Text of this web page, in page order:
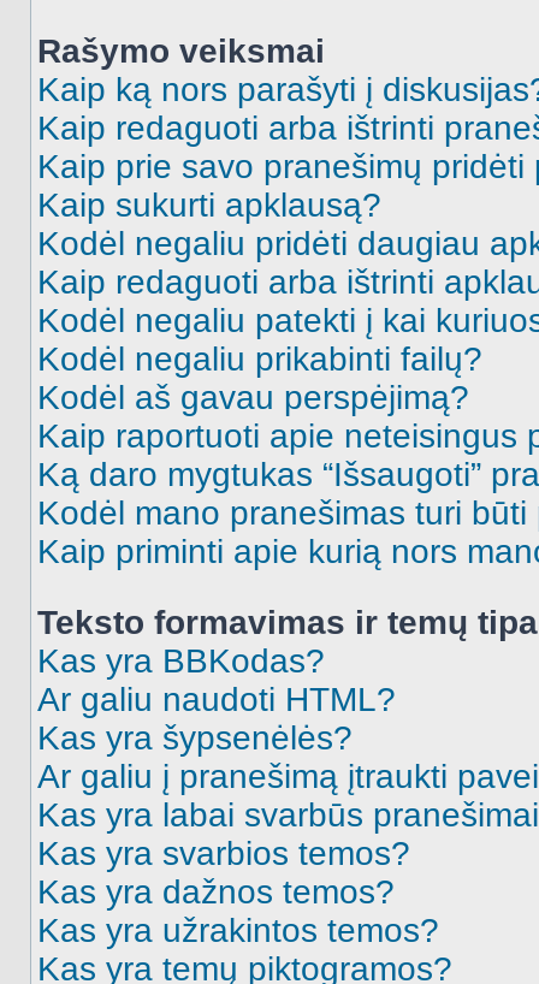
Rašymo veiksmai
Kaip ką nors parašyti į
Kaip redaguoti arba ištrinti
Kaip prie savo pranešimų pridėti
Kaip sukurti apklausą?
Kodėl negaliu pridėti daugiau
Kaip redaguoti arba ištrinti
Kodėl negaliu patekti į kai
Kodėl negaliu prikabinti failų?
Kodėl aš gavau perspėjimą?
Kaip raportuoti apie neteisingus
Ką daro mygtukas “Išsaugoti”
Kodėl mano pranešimas turi būti
Kaip priminti apie kurią nors
Teksto formavimas ir temų
Kas yra BBKodas?
Ar galiu naudoti HTML?
Kas yra šypsenėlės?
Ar galiu į pranešimą įtraukti
Kas yra labai svarbūs
Kas yra svarbios temos?
Kas yra dažnos temos?
Kas yra užrakintos temos?
Kas yra temų piktogramos?